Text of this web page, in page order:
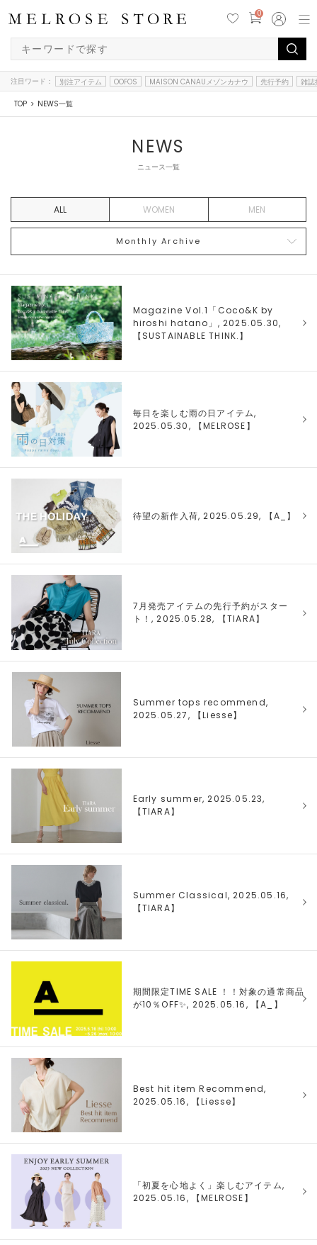
0
注目ワード： 別注アイテム OOFOS MAISON CANAUメゾンカナウ 先行予約 雑誌
TOP NEWS一覧
NEWS
ニュース一覧
ALL WOMEN MEN
Monthly Archive
Magazine Vol.1「Coco&K by
hiroshi hatano」, 2025.05.30,
【SUSTAINABLE THINK.】
毎日を楽しむ雨の日アイテム,
2025.05.30, 【MELROSE】
待望の新作入荷, 2025.05.29, 【A_ 】
7月発売アイテムの先行予約がスター
ト！, 2025.05.28, 【TIARA】
Summer tops recommend,
2025.05.27, 【Liesse】
Early summer, 2025.05.23,
【TIARA】
Summer Classical, 2025.05.16,
【TIARA】
期間限定TIME SALE ！！対象の通常商品
が10％OFF✨, 2025.05.16, 【A_ 】
Best hit item Recommend,
2025.05.16, 【Liesse】
「初夏を心地よく」楽しむアイテム,
2025.05.16, 【MELROSE】